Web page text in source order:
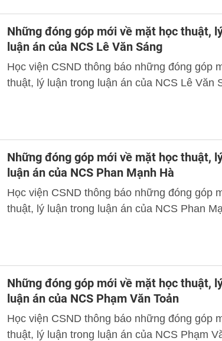
Những đóng góp mới về mặt học thuật,
luận án của NCS Lê Văn Sáng
Học viện CSND thông báo những đóng góp
thuật, lý luận trong luận án của NCS Lê Văn
Những đóng góp mới về mặt học thuật,
luận án của NCS Phan Mạnh Hà
Học viện CSND thông báo những đóng góp
thuật, lý luận trong luận án của NCS Phan
Những đóng góp mới về mặt học thuật,
luận án của NCS Phạm Văn Toản
Học viện CSND thông báo những đóng góp
thuật, lý luận trong luận án của NCS Phạm